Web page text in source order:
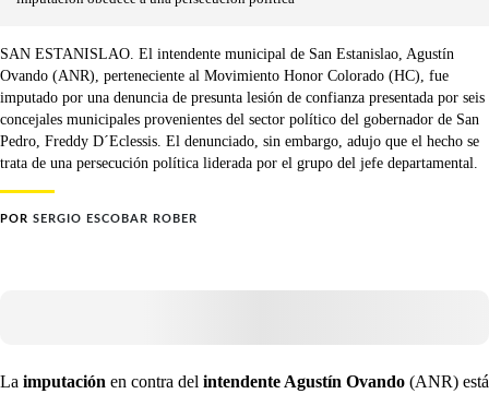
SAN ESTANISLAO. El intendente municipal de San Estanislao, Agustín
Ovando (ANR), perteneciente al Movimiento Honor Colorado (HC), fue
imputado por una denuncia de presunta lesión de confianza presentada por seis
concejales municipales provenientes del sector político del gobernador de San
Pedro, Freddy D´Eclessis. El denunciado, sin embargo, adujo que el hecho se
trata de una persecución política liderada por el grupo del jefe departamental.
POR SERGIO ESCOBAR ROBER
La imputación en contra del intendente Agustín Ovando (ANR) está